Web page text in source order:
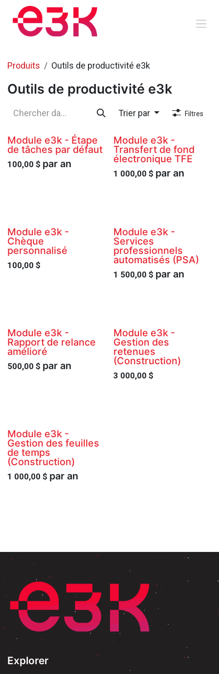
Se rendre au contenu
Produits Outils de productivité e3k
Outils de productivité e3k
Trier par Filtres
Module e3k - Étape
de tâches par défaut
100,00 $ par an
Module e3k -
Transfert de fond
électronique TFE
1 000,00 $ par an
Module e3k -
Chèque
personnalisé
100,00 $
Module e3k -
Services
professionnels
automatisés (PSA)
1 500,00 $ par an
Module e3k -
Rapport de relance
amélioré
500,00 $ par an
Module e3k -
Gestion des
retenues
(Construction)
3 000,00 $
Module e3k -
Gestion des feuilles
de temps
(Construction)
1 000,00 $ par an
Explorer